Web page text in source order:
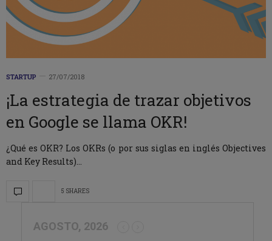
STARTUP 27/07/2018
¡La estrategia de trazar objetivos
en Google se llama OKR!
¿Qué es OKR? Los OKRs (o por sus siglas en inglés Objectives
and Key Results)…
5 SHARES
AGOSTO, 2026